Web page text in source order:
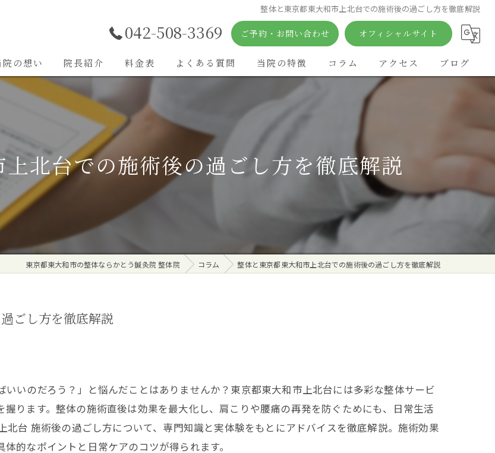
整体と東京都東大和市上北台での施術後の過ごし方を徹底解説
042-508-3369 ご予約・お問い合わせ オフィシャルサイト
院の想い 院長紹介 料金表 よくある質問 当院の特徴
矯正
鍼灸
カイロプラクティック
コラム アクセス ブログ
北台での施術後の過ごし方を徹底解説
東京都東大和市の整体ならかとう鍼灸院 整体院 コラム 整体と東京都東大和市上北台での施術後の過ごし方を徹底解説
ごし方を徹底解説
いのだろう？」と悩んだことはありませんか？東京都東大和市上北台には多彩な整体サービ
ります。整体の施術直後は効果を最大化し、肩こりや腰痛の再発を防ぐためにも、日常生活
台 施術後の過ごし方について、専門知識と実体験をもとにアドバイスを徹底解説。施術効果
的なポイントと日常ケアのコツが得られます。